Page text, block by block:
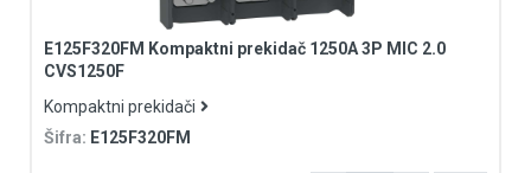
E125F320FM Kompaktni prekidač 1250A 3P MIC 2.0
CVS1250F
Kompaktni prekidači
Šifra: E125F320FM